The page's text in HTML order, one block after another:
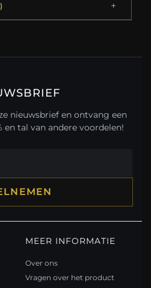
nieuwsbrief en ontvang een
en tal van andere voordelen!
MEER INFORMATIE
Over ons
Vragen over het product